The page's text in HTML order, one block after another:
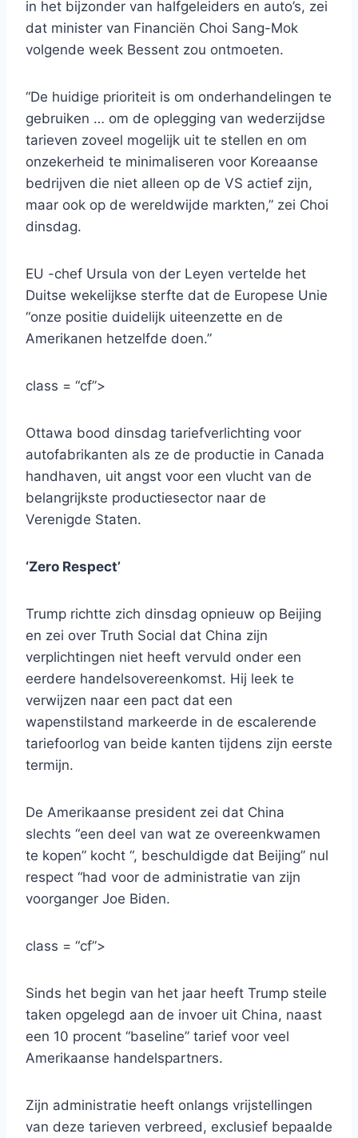
in het bijzonder van halfgeleiders en auto’s, zei
dat minister van Financiën Choi Sang-Mok
volgende week Bessent zou ontmoeten.
“De huidige prioriteit is om onderhandelingen te
gebruiken … om de oplegging van wederzijdse
tarieven zoveel mogelijk uit te stellen en om
onzekerheid te minimaliseren voor Koreaanse
bedrijven die niet alleen op de VS actief zijn,
maar ook op de wereldwijde markten,” zei Choi
dinsdag.
EU -chef Ursula von der Leyen vertelde het
Duitse wekelijkse sterfte dat de Europese Unie
“onze positie duidelijk uiteenzette en de
Amerikanen hetzelfde doen.”
class = “cf”>
Ottawa bood dinsdag tariefverlichting voor
autofabrikanten als ze de productie in Canada
handhaven, uit angst voor een vlucht van de
belangrijkste productiesector naar de
Verenigde Staten.
‘Zero Respect’
Trump richtte zich dinsdag opnieuw op Beijing
en zei over Truth Social dat China zijn
verplichtingen niet heeft vervuld onder een
eerdere handelsovereenkomst. Hij leek te
verwijzen naar een pact dat een
wapenstilstand markeerde in de escalerende
tariefoorlog van beide kanten tijdens zijn eerste
termijn.
De Amerikaanse president zei dat China
slechts “een deel van wat ze overeenkwamen
te kopen” kocht “, beschuldigde dat Beijing” nul
respect “had voor de administratie van zijn
voorganger Joe Biden.
class = “cf”>
Sinds het begin van het jaar heeft Trump steile
taken opgelegd aan de invoer uit China, naast
een 10 procent “baseline” tarief voor veel
Amerikaanse handelspartners.
Zijn administratie heeft onlangs vrijstellingen
van deze tarieven verbreed, exclusief bepaalde